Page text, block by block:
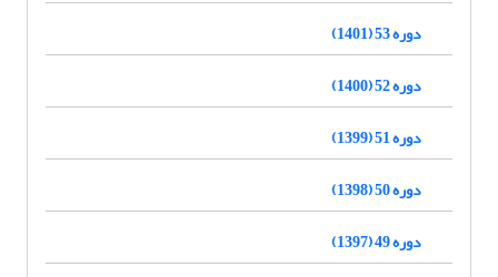
دوره 53 (1401)
دوره 52 (1400)
دوره 51 (1399)
دوره 50 (1398)
دوره 49 (1397)